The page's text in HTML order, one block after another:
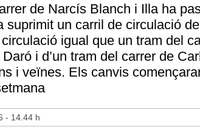
de Narcís Blanch i Illa ha
suprimit un carril de circulació
igual que un tram del
i d’un tram del carrer de
i veïnes. Els canvis
- 14.44 h